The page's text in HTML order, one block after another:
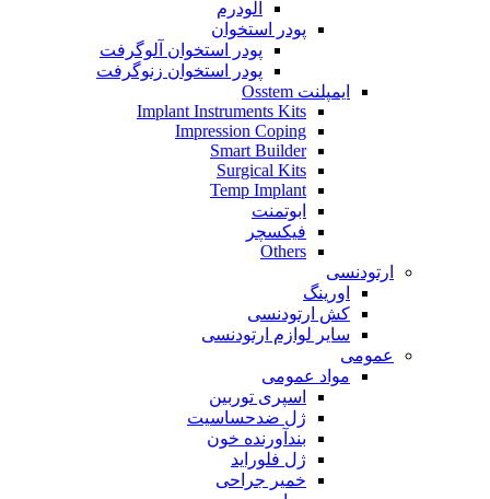
آلودرم
پودر استخوان
پودر استخوان آلوگرفت
پودر استخوان زنوگرفت
ایمپلنت Osstem
Implant Instruments Kits
Impression Coping
Smart Builder
Surgical Kits
Temp Implant
ابوتمنت
فیکسچر
Others
ارتودنسی
اورینگ
کش ارتودنسی
سایر لوازم ارتودنسی
عمومی
مواد عمومی
اسپری توربین
ژل ضدحساسیت
بندآورنده خون
ژل فلوراید
خمیر جراحی